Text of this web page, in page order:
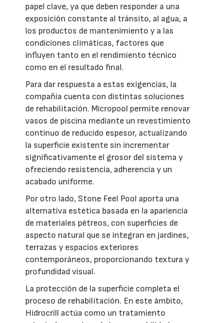
papel clave, ya que deben responder a una
exposición constante al tránsito, al agua, a
los productos de mantenimiento y a las
condiciones climáticas, factores que
influyen tanto en el rendimiento técnico
como en el resultado final.
Para dar respuesta a estas exigencias, la
compañía cuenta con distintas soluciones
de rehabilitación. Micropool permite renovar
vasos de piscina mediante un revestimiento
continuo de reducido espesor, actualizando
la superficie existente sin incrementar
significativamente el grosor del sistema y
ofreciendo resistencia, adherencia y un
acabado uniforme.
Por otro lado, Stone Feel Pool aporta una
alternativa estética basada en la apariencia
de materiales pétreos, con superficies de
aspecto natural que se integran en jardines,
terrazas y espacios exteriores
contemporáneos, proporcionando textura y
profundidad visual.
La protección de la superficie completa el
proceso de rehabilitación. En este ámbito,
Hidrocrill actúa como un tratamiento